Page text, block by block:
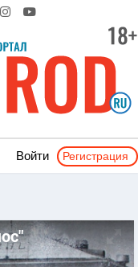
Войти Регистрация